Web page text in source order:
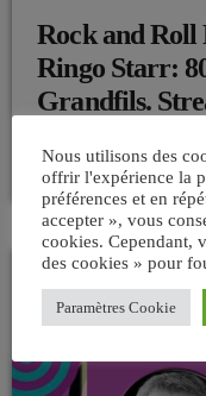
Rock and Roll
Ringo Starr:
Grandfils.
today 17/11/2020 42
Nous utilisons des
offrir l'expérience la
préférences et en
accepter », vous
cookies. Cependant,
des cookies » pour
Paramètres Cookie